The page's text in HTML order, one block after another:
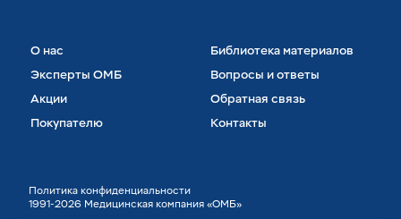
О нас
Эксперты ОМБ
Акции
Покупателю
Библиотека материалов
Вопросы и ответы
Обратная связь
Контакты
Политика конфиденциальности
1991-2026 Медицинская компания «ОМБ»